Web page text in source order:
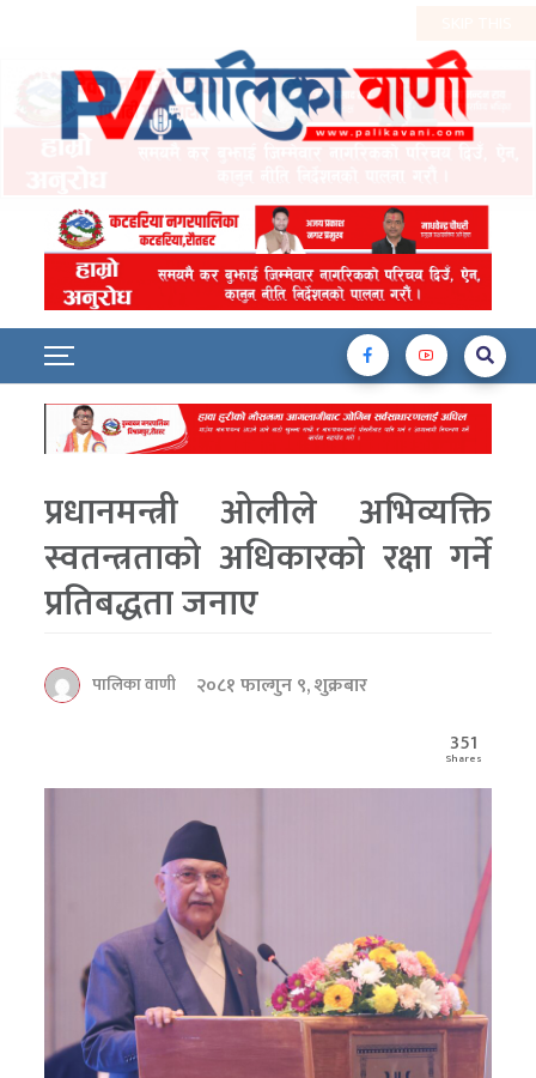
प्रधानमन्त्री ओलीले अभिव्यक्ति
स्वतन्त्रताको अधिकारको रक्षा गर्ने
प्रतिबद्धता जनाए
पालिका वाणी
२०८१ फाल्गुन ९, शुक्रबार
351
Shares